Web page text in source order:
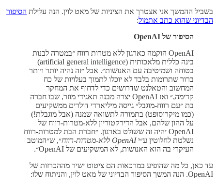
בשביל ההמשך אני אצטרך את הציניות של מאט לוין. הנה עלילת הסיפור
הבדיוני שהוא כתב אתמול:
הסיפור של OpenAI
OpenAI הוקמה כארגון ללא מטרות רווח ״במטרה לבנות
בינה כללית מלאכותית (artificial general intelligence)
בטוחה ושמיטיבה עם האנושות״. אבל ״זה נהיה יותר ויותר
ברור שתרומות בלבד לא יוכלו לתמוך בעלויות של כח
המחשוב והטאלנט שדרושים כדי לדחוף את המחקר
קדימה,״ ואז OpenAI יצרה מבנה תאגידי מוזר, שבו חברה
בת ״עם רווח-מוגבל״ גייסה מיליארדי דולרים ממשקיעים
(כמו מיקרוסופט) בתמורה לתשואה שמנה (אבל מוגבלת!)
על ההון שלהם, אבל הדירקטוריון ללא-מטרות-רווח של
OpenAI יהיה זה ששולט בארגון. ״חברת הבת למטרות-רווח
נשלטת לחלוטין ע״יOpenAI ללא-מטרות-רווח
״, ש״המוטב
העיקרי בה הוא האנושות, לא המשקיעים של OpenAI״.
עד כאן, כל מה שהופיע במרכאות הם ציטוט ישיר מההכרזות של
OpenAI. הנה המשך הסיפור הבדיוני של מאט לוין, והניתוח שלו: